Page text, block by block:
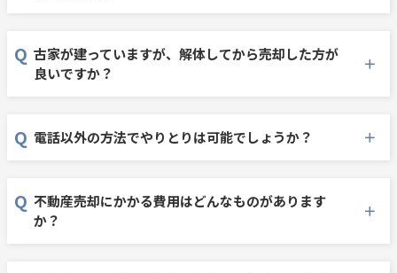
古家が建っていますが、解体してから売却した方が
良いですか？
電話以外の方法でやりとりは可能でしょうか？
不動産売却にかかる費用はどんなものがあります
か？